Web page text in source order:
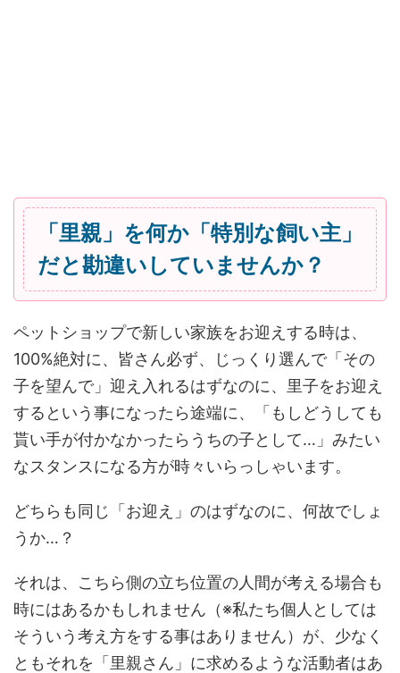
「里親」を何か「特別な飼い主」
だと勘違いしていませんか？
ペットショップで新しい家族をお迎えする時は、
100%絶対に、皆さん必ず、じっくり選んで「その
子を望んで」迎え入れるはずなのに、里子をお迎え
するという事になったら途端に、「もしどうしても
貰い手が付かなかったらうちの子として…」みたい
なスタンスになる方が時々いらっしゃいます。
どちらも同じ「お迎え」のはずなのに、何故でしょ
うか…？
それは、こちら側の立ち位置の人間が考える場合も
時にはあるかもしれません（※私たち個人としては
そういう考え方をする事はありません）が、少なく
ともそれを「里親さん」に求めるような活動者はあ